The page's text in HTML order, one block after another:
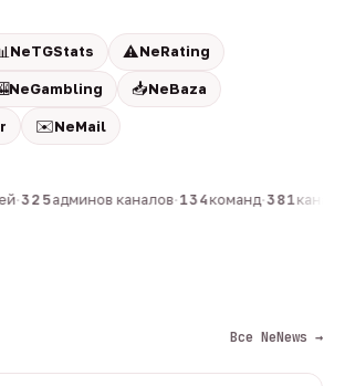
NeTGStats ⚠️NeRating
NeGambling 📥NeBaza
✉️NeMail
·325админов каналов·134команд·381
Все NeNews →